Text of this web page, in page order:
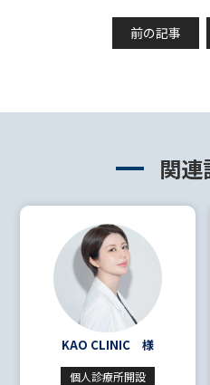
前の記事
関
KAO CLINIC 様
個人診療所開設